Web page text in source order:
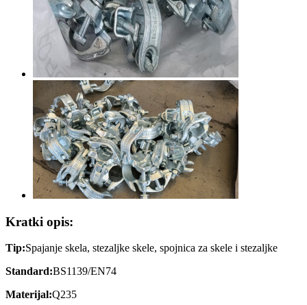
Kratki opis:
Tip:Spajanje skela, stezaljke skele, spojnica za skele i stezaljke
Standard:BS1139/EN74
Materijal:Q235